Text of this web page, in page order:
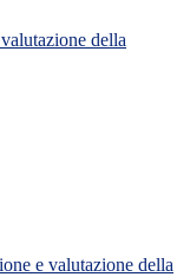
della
e valutazione della